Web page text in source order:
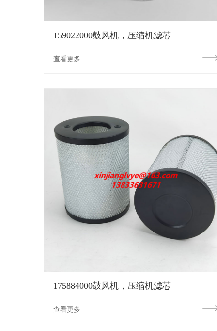
159022000鼓风机，压缩机滤芯
查看更多
175884000鼓风机，压缩机滤芯
查看更多